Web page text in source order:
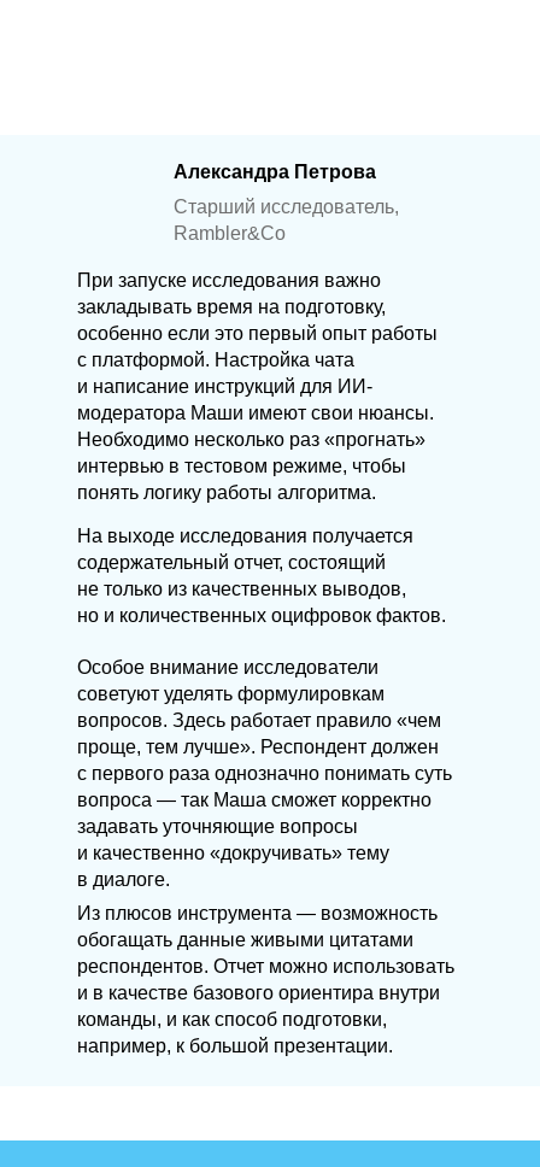
Александра Петрова
При запуске исследования важно
закладывать время на подготовку,
особенно если это первый опыт работы
с платформой. Настройка чата
и написание инструкций для ИИ-
модератора Маши имеют свои нюансы.
Необходимо несколько раз «прогнать»
интервью в тестовом режиме, чтобы
понять логику работы алгоритма.
Особое внимание исследователи
советуют уделять формулировкам
вопросов. Здесь работает правило «чем
проще, тем лучше». Респондент должен
с первого раза однозначно понимать суть
вопроса — так Маша сможет корректно
задавать уточняющие вопросы
и качественно «докручивать» тему
в диалоге.
На выходе исследования получается
содержательный отчет, состоящий
не только из качественных выводов,
но и количественных оцифровок фактов.
Из плюсов инструмента — возможность
обогащать данные живыми цитатами
респондентов. Отчет можно использовать
и в качестве базового ориентира внутри
команды, и как способ подготовки,
например, к большой презентации.
Старший исследователь,
Rambler&Co
Решения
работает
Помощь
Настройка
Целевая
аудитория
Цены и
условия
Контакты
Правовая
информация
2025 © Все права защищены.
Политика конфиденциальности